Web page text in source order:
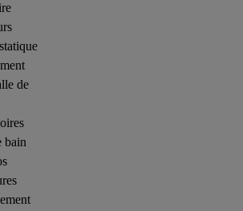
de
bain